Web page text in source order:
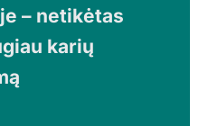
– netikėtas
karių